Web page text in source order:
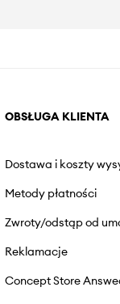
OBSŁUGA KLIENTA
Dostawa i koszty
Metody płatności
Zwroty/odstąp od
Reklamacje
Concept Store